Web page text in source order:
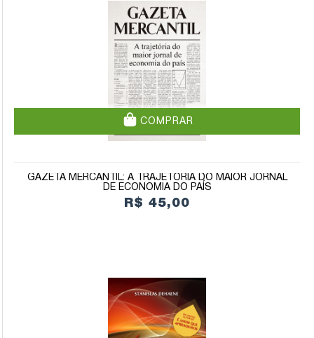
COMPRAR
GAZETA MERCANTIL: A TRAJETÓRIA DO MAIOR JORNAL
DE ECONOMIA DO PAÍS
R$ 45,00